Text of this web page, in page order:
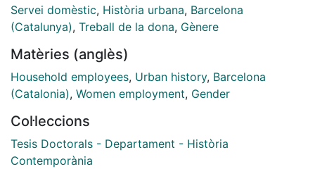
estudis, si poguéssim superar el tradicional subregistre
del treball femení aquesta importància encara seria
donar un nou impuls a l’interès per l’estudi del sector
serveis, que ha tingut una importància i una anàlisi
menor per part de la història econòmica i social; com
millor coneixement del servei domèstic. Aquesta tesi
té com a objectiu contribuir a un millor coneixement
del sector des de l’estudi del servei domèstic a la
Servei domèstic, Història urbana, Barcelona
(Catalunya), Treball de la dona, Gènere
Matèries (anglès)
Household employees, Urban history, Barcelona
(Catalonia), Women employment, Gender
Col·leccions
Tesis Doctorals - Departament - Història
Contemporània